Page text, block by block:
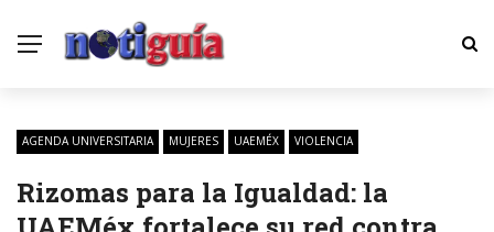
AGENDA UNIVERSITARIA MUJERES UAEMÉX VIOLENCIA
Rizomas para la Igualdad: la